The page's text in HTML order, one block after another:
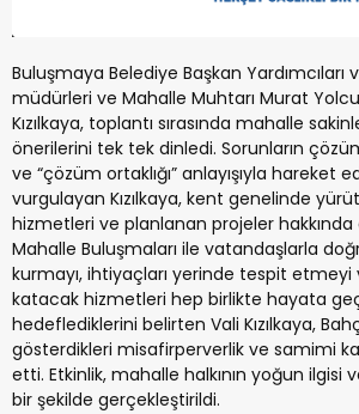
Buluşmaya Belediye Başkan Yardımcıları
müdürleri ve Mahalle Muhtarı Murat Yolcu
Kızılkaya, toplantı sırasında mahalle
önerilerini tek tek dinledi. Sorunların
ve “çözüm ortaklığı” anlayışıyla hareket
vurgulayan Kızılkaya, kent genelinde
hizmetleri ve planlanan projeler hakkında
Mahalle Buluşmaları ile vatandaşlarla
kurmayı, ihtiyaçları yerinde tespit etmeyi
katacak hizmetleri hep birlikte hayata
hedeflediklerini belirten Vali Kızılkaya,
gösterdikleri misafirperverlik ve samimi
etti. Etkinlik, mahalle halkının yoğun ilgisi
bir şekilde gerçekleştirildi.